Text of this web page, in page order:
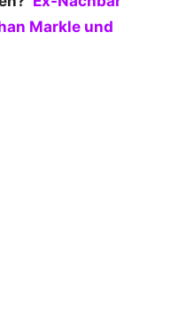
Markle und